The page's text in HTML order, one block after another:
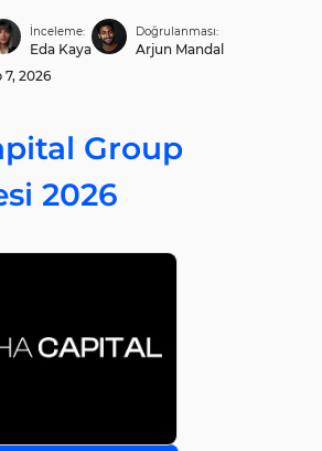
İnceleme:
Eda Kaya
Doğrulanması:
Arjun Mandal
7, 2026
Group
2026